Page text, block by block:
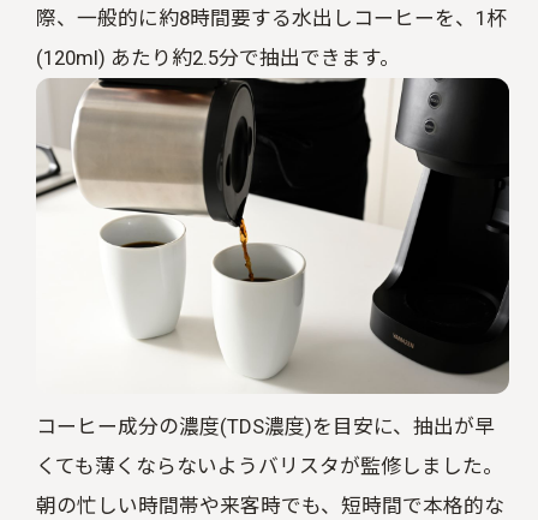
際、一般的に約8時間要する水出しコーヒーを、 1 杯
(120ml) あたり約2.5分で抽出できます。
コーヒー成分の濃度(TDS濃度)を目安に、抽出が早
くても薄くならないようバリスタが監修しました。
朝の忙しい時間帯や来客時でも、短時間で本格的な